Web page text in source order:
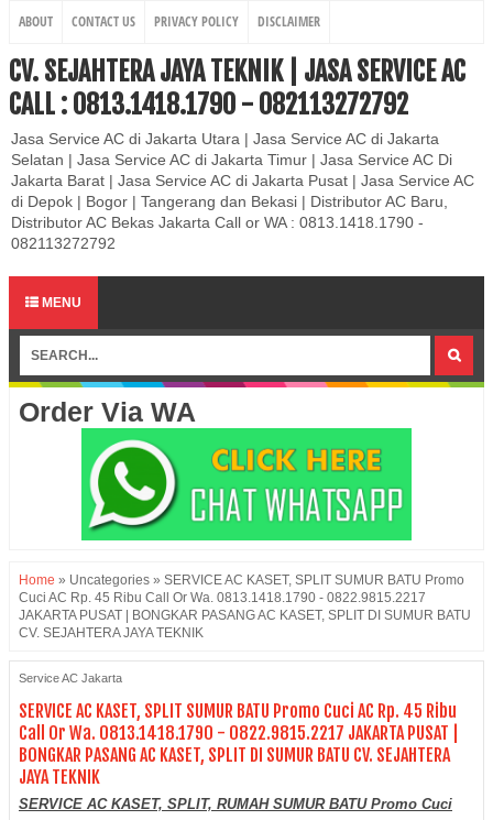
ABOUT CONTACT US PRIVACY POLICY DISCLAIMER
CV. SEJAHTERA JAYA TEKNIK | JASA SERVICE AC
CALL : 0813.1418.1790 - 082113272792
Jasa Service AC di Jakarta Utara | Jasa Service AC di Jakarta
Selatan | Jasa Service AC di Jakarta Timur | Jasa Service AC Di
Jakarta Barat | Jasa Service AC di Jakarta Pusat | Jasa Service AC
di Depok | Bogor | Tangerang dan Bekasi | Distributor AC Baru,
Distributor AC Bekas Jakarta Call or WA : 0813.1418.1790 -
082113272792
MENU
Order Via WA
Home » Uncategories » SERVICE AC KASET, SPLIT SUMUR BATU Promo
Cuci AC Rp. 45 Ribu Call Or Wa. 0813.1418.1790 - 0822.9815.2217
JAKARTA PUSAT | BONGKAR PASANG AC KASET, SPLIT DI SUMUR BATU
CV. SEJAHTERA JAYA TEKNIK
Service AC Jakarta
SERVICE AC KASET, SPLIT SUMUR BATU Promo Cuci AC Rp. 45 Ribu
Call Or Wa. 0813.1418.1790 - 0822.9815.2217 JAKARTA PUSAT |
BONGKAR PASANG AC KASET, SPLIT DI SUMUR BATU CV. SEJAHTERA
JAYA TEKNIK
SERVICE AC KASET, SPLIT, RUMAH SUMUR BATU Promo Cuci